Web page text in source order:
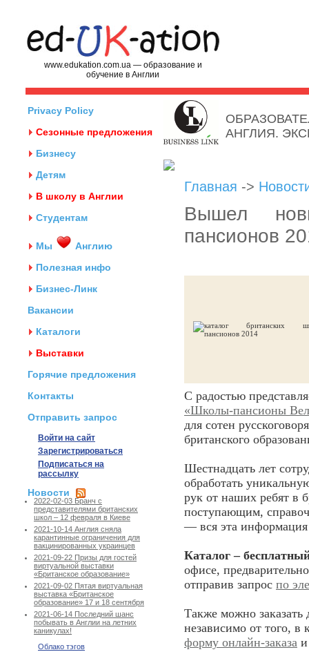
www.edukation.com.ua — образование и
обучение в Англии
Privacy Policy
Сезонные предложения
Бизнесу
Детям
В школу в Англии
Студентам
Мы
Англию
Полезная инфо
Бизнес-Линк
Вакансии
Каталоги
Выставки
Горячие предложения
Контакты
Отправить запрос
Войти на сайт
Зарегистрироваться
Подписаться на
рассылку
Новости
2022-02-03 Бранч с
представителями британских
школ – 12 февраля в Киеве
2021-10-14 Англия сняла
карантинные ограничения для
вакцинированных украинцев
2021-09-22 Призы для гостей
виртуальной выставки
«Британское образование»
2021-09-02 Пятая виртуальная
выставка «Британское
образование» 17 и 18 сентября
2021-06-14 Последний шанс
побывать в Англии на летних
каникулах!
Облако тэгов
АНГЛИЯ.
Главная ->
Вышел
пансионов
С радостью
«Школы-пансионы
для сотен
британского
Шестнадцать лет
обработать
рук от наших ребят в
поступающим,
— вся эта информация
Каталог –
офисе,
отправив запрос по
Также можно заказать
независимо от того, в
форму онлайн-заказа и